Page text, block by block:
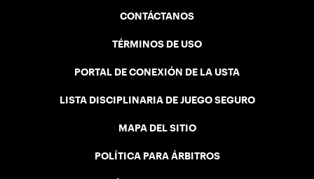
CONTÁCTANOS
TÉRMINOS DE USO
PORTAL DE CONEXIÓN DE LA USTA
LISTA DISCIPLINARIA DE JUEGO SEGURO
MAPA DEL SITIO
POLÍTICA PARA ÁRBITROS